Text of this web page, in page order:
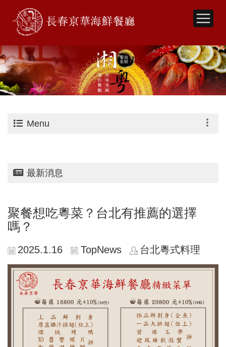
Menu
最新消息
聚餐想吃粵菜？台北有推薦的選擇
嗎？
2025.1.16 TopNews 台北粵式料理